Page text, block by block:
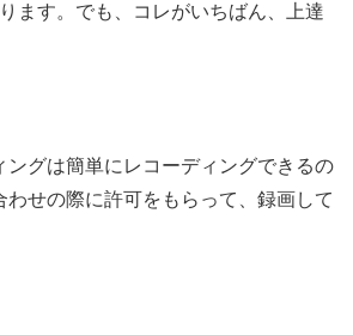
ます。でも、コレがいちばん、上達
ングは簡単にレコーディングできるの
わせの際に許可をもらって、録画して